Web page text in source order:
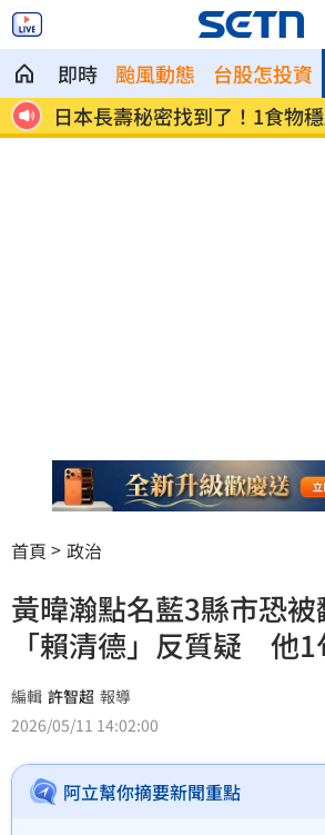
即時 颱風動態 台股怎投資
腸 新/涉收原鄉工程回扣 高市議
保
首頁 政治
黃暐瀚點名藍3縣市恐
「賴清德」反質疑 他1
編輯 許智超 報導
2026/05/11 14:02:00
阿立幫你摘要新聞重點